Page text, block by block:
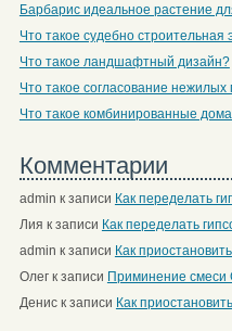
Барбарис идеальное растение
Что такое судебно строительная
Что такое ландшафтный дизайн?
Что такое согласование
Что такое комбинированные
Комментарии
admin к записи Как переделать
Лия к записи Как переделать
admin к записи Как
Олегк записи Приминение смеси
Дениск записи Как